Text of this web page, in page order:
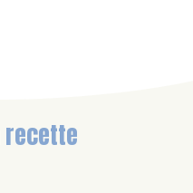
recette